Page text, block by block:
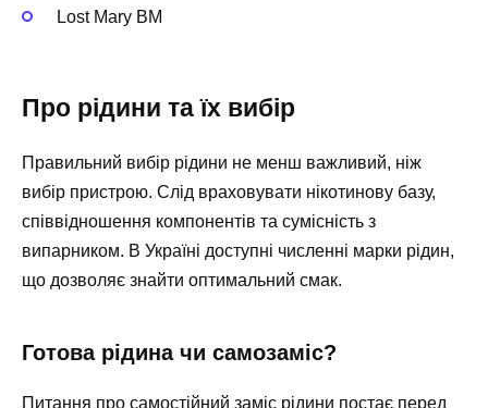
Lost Mary BM
Про рідини та їх вибір
Правильний вибір рідини не менш важливий, ніж
вибір пристрою. Слід враховувати нікотинову базу,
співвідношення компонентів та сумісність з
випарником. В Україні доступні численні марки рідин,
що дозволяє знайти оптимальний смак.
Готова рідина чи самозаміс?
Питання про самостійний заміс рідини постає перед